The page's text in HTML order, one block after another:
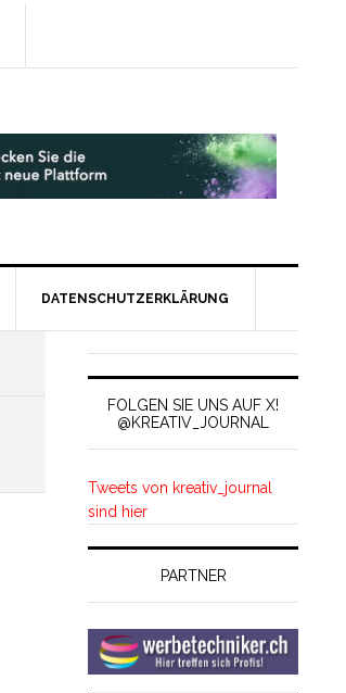
DATENSCHUTZERKLÄRUNG
FOLGEN SIE UNS AUF X!
@KREATIV_JOURNAL
Tweets von kreativ_journal
sind hier
PARTNER